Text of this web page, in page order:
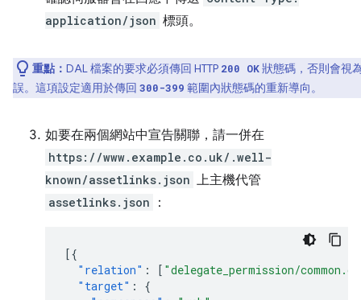
application/json 標頭。
重點： DAL 檔案的要求必須傳回 HTTP 200 OK狀態碼，否則會視
誤。這項設定適用於傳回 300-399 範圍內狀態碼的重新導向。
如要在兩個網站中宣告關聯，請一併在
https://www.example.co.uk/.well-
known/assetlinks.json 上主機代管
assetlinks.json ：
[{
"relation" : [ "delegate_permission/
"target" :
{